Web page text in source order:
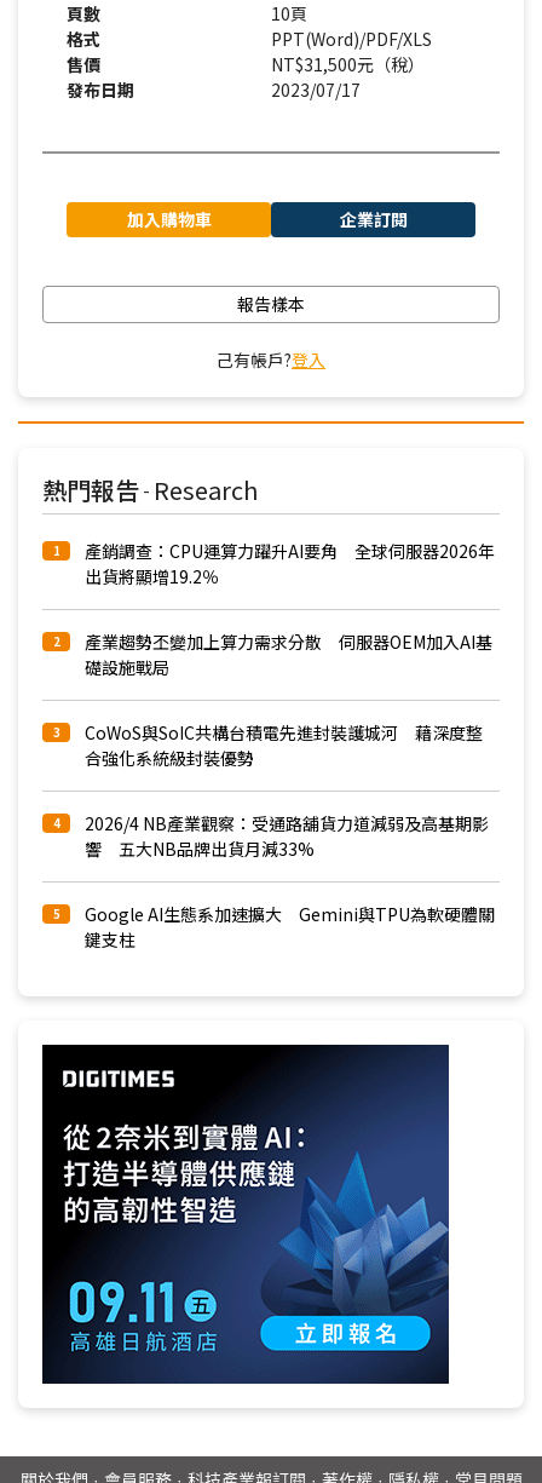
頁數
10頁
格式
PPT(Word)/PDF/XLS
售價
NT$31,500元（稅）
發布日期
2023/07/17
加入購物車 企業訂閱
報告樣本
己有帳戶?登入
熱門報告 - Research
1
產銷調查：CPU運算力躍升AI要角 全球伺服器2026年
出貨將顯增19.2％
2
產業趨勢丕變加上算力需求分散 伺服器OEM加入AI基
礎設施戰局
3
CoWoS與SoIC共構台積電先進封裝護城河 藉深度整
合強化系統級封裝優勢
4
2026/4 NB產業觀察：受通路舖貨力道減弱及高基期影
響 五大NB品牌出貨月減33%
5
Google AI生態系加速擴大 Gemini與TPU為軟硬體關
鍵支柱